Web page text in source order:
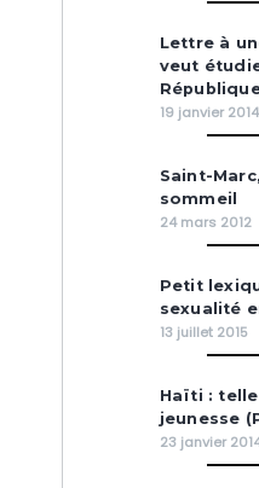
Lettre à
veut
19 janvier 2014
Saint-
sommeil
24 mars 2012
Petit
sexualité
13 juillet 2015
Haïti :
jeunesse
23 janvier